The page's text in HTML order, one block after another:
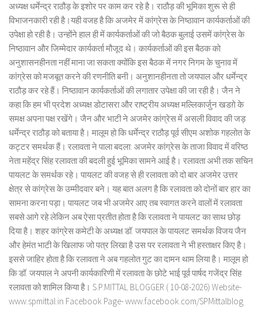
अध्यक्ष धर्मेन्द्र राठौड़ के इशोर पर काम कर रहे है। राठौड़ की भूमिका शुरू से ही
विभाजनकारी रही है।यही वजह है कि अजमेर में कांग्रेस के निष्ठावान कार्यकर्ताओं की
उपेक्षा हो रही है। उन्होंने हाल ही में कार्यकर्ताओं की जो बैठक बुलाई उसमें कांग्रेस के
निष्ठावान और जिम्मेदार कार्यकर्ता मौजूद थे। कार्यकर्ताओं की इस बैठक को
अनुशासनहीनता नहीं माना जा सकता क्योंकि इस बैठक में नगर निगम के चुनाव में
कांग्रेस को मजबूत करने की रणनीति बनी। अनुशानहीनता तो जयपाल और धर्मेन्द्र
राठौड़ कर रहे हैं। निष्ठावान कार्यकर्ताओं की लगातार उपेक्षा की जा रही है। जैन ने
कहा कि हम भी प्रदेश अध्यक्ष डोटासरा और राष्ट्रीय अध्यक्ष मल्लिकार्जुन खडग़े के
समक्ष अपना पक्ष रखेंगे। जैन और भाटी ने अजमेर कांग्रेस में असली विवाद की जड़
धर्मेन्द्र राठौड़ को बताया है। मालूम हो कि धर्मेन्द्र राठौड़ पूर्व सीएम अशोक गहलोत के
कट्टर समर्थक हैं। रलावता ने पाला बदला: अजमेर कांग्रेस के ताजा विवाद में वरिष्ठ
नेता महेंद्र सिंह रलावता की बदली हुई भूमिका सामने आई है। रलावता अभी तक सचिन
पायलट के समर्थक रहे। पायलट की वजह से ही रलावता को दो बार अजमेर उत्तर
क्षेत्र से कांग्रेस के उम्मीदवार बने। यह बात अलग है कि रलावता को दोनों बार हार का
सामना करना पड़ा। पायलट जब भी अजमेर आए तब स्वागत करने वालों में रलावता
सबसे आगे रहे लेकिन अब ऐसा प्रतीत होता है कि रलावता ने पायलट का साथ छोड़
दिया है। शहर कांग्रेस कमेटी के अध्यक्ष डॉ. जयपाल के पायलट समर्थक विजय जैन
और हेमंत भाटी के खिलाफ जो पत्र लिखा है उस पर रलावता ने भी हस्ताक्षर किए है।
इससे जाहिर होता है कि रलावता ने अब गहलोत गुट का दामन थाम लिया है। मालूम हो
कि डॉ. जयपाल ने अपनी कार्यकारिणी में रलावता के छोटे भाई पूर्व पार्षद गजेंद्र सिंह
रलावता को शामिल किया है। S.P.MITTAL BLOGGER ( 10-08-2026) Website-
www.spmittal.in Facebook Page- www.facebook.com/SPMittalblog